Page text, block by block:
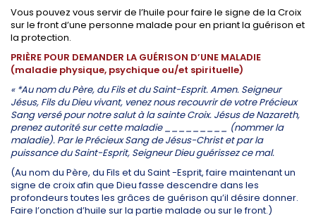
Vous pouvez vous servir de l’huile pour faire le signe de la Croix
sur le front d’une personne malade pour en priant la guérison et
la protection.
PRIÈRE POUR DEMANDER LA GUÉRISON D’UNE MALADIE
(maladie physique, psychique ou/et spirituelle)
« *Au nom du Père, du Fils et du Saint-Esprit. Amen. Seigneur
Jésus, Fils du Dieu vivant, venez nous recouvrir de votre Précieux
Sang versé pour notre salut à la sainte Croix. Jésus de Nazareth,
prenez autorité sur cette maladie _________ (nommer la
maladie). Par le Précieux Sang de Jésus-Christ et par la
puissance du Saint-Esprit, Seigneur Dieu guérissez ce mal.
(Au nom du Père, du Fils et du Saint -Esprit, faire maintenant un
signe de croix afin que Dieu fasse descendre dans les
profondeurs toutes les grâces de guérison qu’il désire donner.
Faire l’onction d’huile sur la partie malade ou sur le front.)